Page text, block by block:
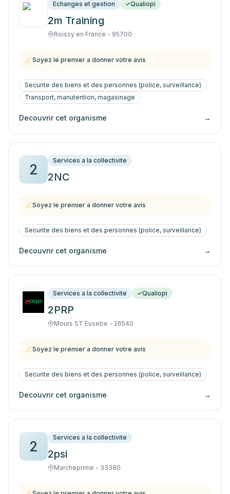
Echanges et gestion Qualiopi
2m Training
Roissy en France - 95700
Soyez le premier a donner votre avis
Securite des biens et des personnes (police, surveillance)
Transport, manutention, magasinage
Decouvrir cet organisme →
2
Services a la collectivite
2NC
Soyez le premier a donner votre avis
Securite des biens et des personnes (police, surveillance)
Decouvrir cet organisme →
Services a la collectivite Qualiopi
2PRP
Mours ST Eusebe - 26540
Soyez le premier a donner votre avis
Securite des biens et des personnes (police, surveillance)
Decouvrir cet organisme →
2
Services a la collectivite
2psi
Marcheprime - 33380